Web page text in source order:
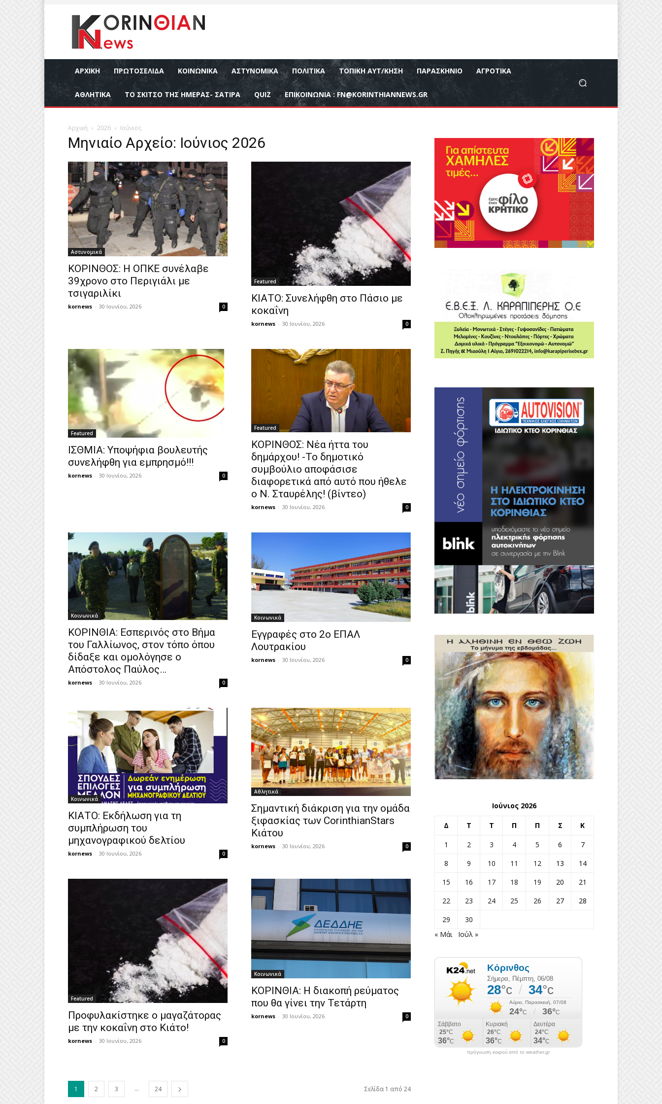
ΑΡΧΙΚΉ ΠΡΩΤΟΣΕΛΙΔΑ ΚΟΙΝΩΝΙΚΆ ΑΣΤΥΝΟΜΙΚΆ ΠΟΛΙΤΙΚΆ ΤΟΠΙΚΉ ΑΥΤ/ΚΗΣΗ ΠΑΡΑΣΚΉΝΙΟ ΑΓΡΟΤΙΚΆ
ΑΘΛΗΤΙΚΆ ΤΟ ΣΚΙΤΣΟ ΤΗΣ ΗΜΕΡΑΣ- ΣΑΤΙΡΑ QUIZ ΕΠΙΚΟΙΝΩΝΊΑ : FN@KORINTHIANNEWS.GR
Αρχική 2026 Ιούνιος
Μηνιαίο Αρχείο: Ιούνιος 2026
Αστυνομικά
ΚΟΡΙΝΘΟΣ: Η ΟΠΚΕ συνέλαβε
39χρονο στο Περιγιάλι με
τσιγαριλίκι
kornews - 30 Ιουνίου, 2026 0
Featured
ΚΙΑΤΟ: Συνελήφθη στο Πάσιο με
κοκαΐνη
kornews - 30 Ιουνίου, 2026 0
Featured
ΙΣΘΜΙΑ: Υποψήφια βουλευτής
συνελήφθη για εμπρησμό!!!
kornews - 30 Ιουνίου, 2026 0
Featured
ΚΟΡΙΝΘΟΣ: Νέα ήττα του
δημάρχου! -Το δημοτικό
συμβούλιο αποφάσισε
διαφορετικά από αυτό που ήθελε
ο Ν. Σταυρέλης! (βίντεο)
kornews - 30 Ιουνίου, 2026 0
Κοινωνικά
ΚΟΡΙΝΘΙΑ: Εσπερινός στο Βήμα
του Γαλλίωνος, στον τόπο όπου
δίδαξε και ομολόγησε ο
Απόστολος Παύλος…
kornews - 30 Ιουνίου, 2026 0
Κοινωνικά
Εγγραφές στο 2ο ΕΠΑΛ
Λουτρακίου
kornews - 30 Ιουνίου, 2026 0
Κοινωνικά
ΚΙΑΤΟ: Εκδήλωση για τη
συμπλήρωση του
μηχανογραφικού δελτίου
kornews - 30 Ιουνίου, 2026 0
Αθλητικά
Σημαντική διάκριση για την ομάδα
ξιφασκίας των CorinthianStars
Κιάτου
kornews - 30 Ιουνίου, 2026 0
Featured
Προφυλακίστηκε ο μαγαζάτορας
με την κοκαΐνη στο Κιάτο!
kornews - 30 Ιουνίου, 2026 0
Κοινωνικά
ΚΟΡΙΝΘΙΑ: Η διακοπή ρεύματος
που θα γίνει την Τετάρτη
kornews - 30 Ιουνίου, 2026 0
1 2 3 ... 24 Σελίδα 1 από 24
Ιούνιος 2026
Δ Τ Τ Π Π Σ Κ
1 2 3 4 5 6
7
8
9 10 11 12 13
14
15
16 17 18 19 20
21
22
23 24 25 26 27
28
29
30
« Μάι
Ιούλ »
πρόγνωση καιρού από το weather.gr